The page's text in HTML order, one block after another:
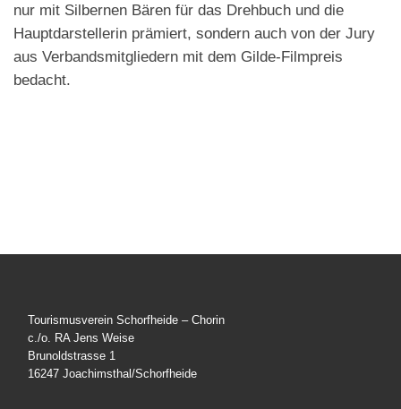
nur mit Silbernen Bären für das Drehbuch und die
Hauptdarstellerin prämiert, sondern auch von der Jury
aus Verbandsmitgliedern mit dem Gilde-Filmpreis
bedacht.
Tourismusverein Schorfheide – Chorin
c./o. RA Jens Weise
Brunoldstrasse 1
16247 Joachimsthal/Schorfheide